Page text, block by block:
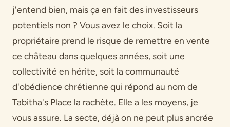
j'entend bien, mais ça en fait des investisseurs
potentiels non ? Vous avez le choix. Soit la
propriétaire prend le risque de remettre en vente
ce château dans quelques années, soit une
collectivité en hérite, soit la communauté
d'obédience chrétienne qui répond au nom de
Tabitha's Place la rachète. Elle a les moyens, je
vous assure. La secte, déjà on ne peut plus ancrée